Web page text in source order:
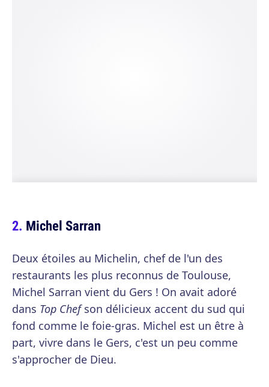
Michel Sarran
Deux étoiles au Michelin, chef de l'un des
restaurants les plus reconnus de Toulouse,
Michel Sarran vient du Gers ! On avait adoré
dans Top Chefson délicieux accent du sud qui
fond comme le foie-gras. Michel est un être à
part, vivre dans le Gers, c'est un peu comme
s'approcher de Dieu.